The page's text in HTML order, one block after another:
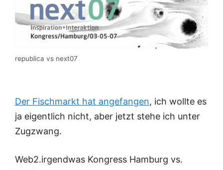
republica vs next07
Der Fischmarkt hat angefangen, ich wollte es
ja eigentlich nicht, aber jetzt stehe ich unter
Zugzwang.
Web2.irgendwas Kongress Hamburg vs.